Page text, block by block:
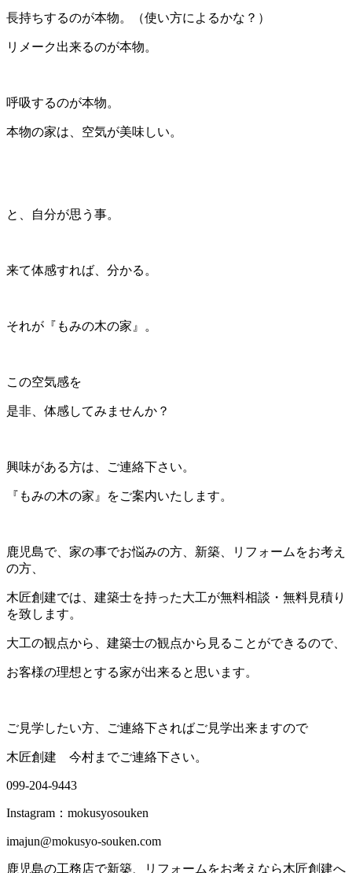
長持ちするのが本物。（使い方によるかな？）
リメーク出来るのが本物。
呼吸するのが本物。
本物の家は、空気が美味しい。
と、自分が思う事。
来て体感すれば、分かる。
それが『もみの木の家』。
この空気感を
是非、体感してみませんか？
興味がある方は、ご連絡下さい。
『もみの木の家』をご案内いたします。
鹿児島で、家の事でお悩みの方、新築、リフォームをお考え
の方、
木匠創建では、建築士を持った大工が無料相談・無料見積り
を致します。
大工の観点から、建築士の観点から見ることができるので、
お客様の理想とする家が出来ると思います。
ご見学したい方、ご連絡下さればご見学出来ますので
木匠創建 今村までご連絡下さい。
099-204-9443
Instagram：mokusyosouken
imajun@mokusyo-souken.com
鹿児島の工務店で新築、リフォームをお考えなら木匠創建へ